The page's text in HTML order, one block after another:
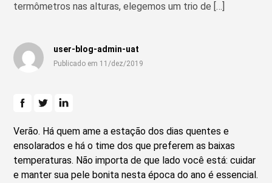
termômetros nas alturas, elegemos um trio de […]
user-blog-admin-uat
Publicado em 11/dez/2019
Verão. Há quem ame a estação dos dias quentes e
ensolarados e há o time dos que preferem as baixas
temperaturas. Não importa de que lado você está: cuidar
e manter sua pele bonita nesta época do ano é essencial.